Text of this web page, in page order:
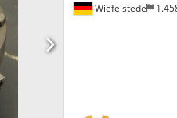
Wiefelstede